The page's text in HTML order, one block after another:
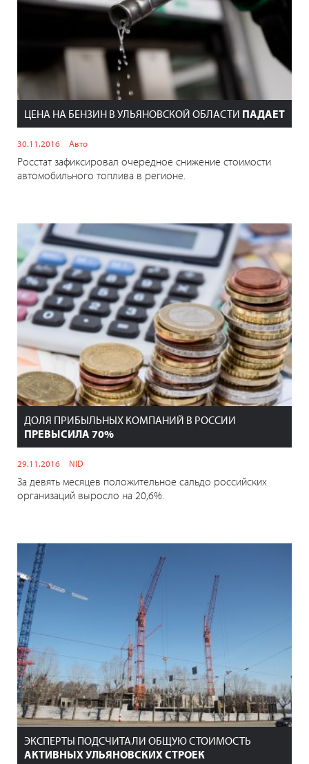
ЦЕНА НА БЕНЗИН В УЛЬЯНОВСКОЙ ОБЛАСТИ ПАДАЕТ
30.11.2016 Авто
Росстат зафиксировал очередное снижение стоимости
автомобильного топлива в регионе.
ДОЛЯ ПРИБЫЛЬНЫХ КОМПАНИЙ В РОССИИ
ПРЕВЫСИЛА 70%
29.11.2016 NID
За девять месяцев положительное сальдо российских
организаций выросло на 20,6%.
ЭКСПЕРТЫ ПОДСЧИТАЛИ ОБЩУЮ СТОИМОСТЬ
АКТИВНЫХ УЛЬЯНОВСКИХ СТРОЕК